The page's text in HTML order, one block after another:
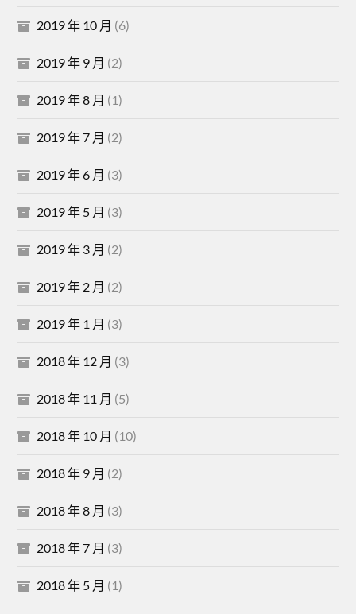
2019 年 10 月 (6)
2019 年 9 月 (2)
2019 年 8 月 (1)
2019 年 7 月 (2)
2019 年 6 月 (3)
2019 年 5 月 (3)
2019 年 3 月 (2)
2019 年 2 月 (2)
2019 年 1 月 (3)
2018 年 12 月 (3)
2018 年 11 月 (5)
2018 年 10 月 (10)
2018 年 9 月 (2)
2018 年 8 月 (3)
2018 年 7 月 (3)
2018 年 5 月 (1)